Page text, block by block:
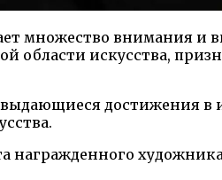
множество внимания и
области искусства,
достижения в